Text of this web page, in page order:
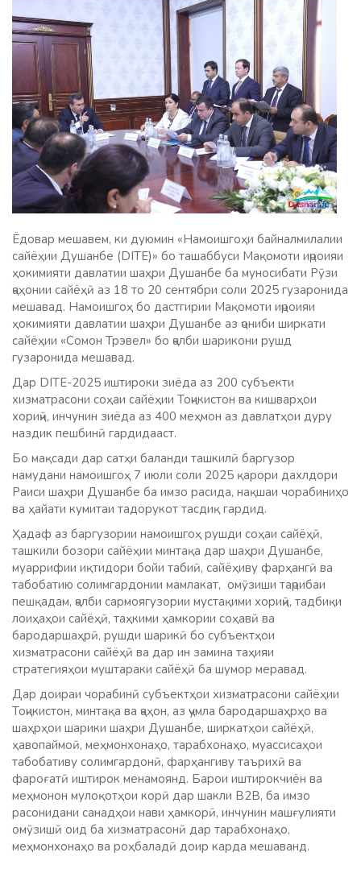
Ёдовар мешавем, ки дуюмин «Намоишгоҳи байналмилалии
сайёҳии Душанбе (DITE)» бо ташаббуси Мақомоти иҷроияи
ҳокимияти давлатии шаҳри Душанбе ба муносибати Рӯзи
ҷаҳонии сайёҳӣ аз 18 то 20 сентябри соли 2025 гузаронида
мешавад. Намоишгоҳ бо дастгирии Мақомоти иҷроияи
ҳокимияти давлатии шаҳри Душанбе аз ҷониби ширкати
сайёҳии «Сомон Трэвел» бо ҷалби шарикони рушд
гузаронида мешавад.
Дар DITE-2025 иштироки зиёда аз 200 субъекти
хизматрасони соҳаи сайёҳии Тоҷикистон ва кишварҳои
хориҷӣ, инчунин зиёда аз 400 меҳмон аз давлатҳои дуру
наздик пешбинӣ гардидааст.
Бо мақсади дар сатҳи баланди ташкилӣ баргузор
намудани намоишгоҳ 7 июли соли 2025 қарори дахлдори
Раиси шаҳри Душанбе ба имзо расида, нақшаи чорабиниҳо
ва ҳайати кумитаи тадорукот тасдиқ гардид.
Ҳадаф аз баргузории намоишгоҳ рушди соҳаи сайёҳӣ,
ташкили бозори сайёҳии минтақа дар шаҳри Душанбе,
муаррифии иқтидори бойи табиӣ, сайёҳиву фарҳангӣ ва
табобатию солимгардонии мамлакат, омӯзиши таҷрибаи
пешқадам, ҷалби сармоягузории мустақими хориҷӣ, тадбиқи
лоиҳаҳои сайёҳӣ, таҳкими ҳамкории соҳавӣ ва
бародаршаҳрӣ, рушди шарикӣ бо субъектҳои
хизматрасони сайёҳӣ ва дар ин замина таҳияи
стратегияҳои муштараки сайёҳӣ ба шумор меравад.
Дар доираи чорабинӣ субъектҳои хизматрасони сайёҳии
Тоҷикистон, минтақа ва ҷаҳон, аз ҷумла бародаршаҳрҳо ва
шаҳрҳои шарики шаҳри Душанбе, ширкатҳои сайёҳӣ,
ҳавопаймоӣ, меҳмонхонаҳо, тарабхонаҳо, муассисаҳои
табобативу солимгардонӣ, фарҳангиву таърихӣ ва
фароғатӣ иштирок менамоянд. Барои иштирокчиён ва
меҳмонон мулоқотҳои корӣ дар шакли B2B, ба имзо
расонидани санадҳои нави ҳамкорӣ, инчунин машғулияти
омӯзишӣ оид ба хизматрасонӣ дар тарабхонаҳо,
меҳмонхонаҳо ва роҳбаладӣ доир карда мешаванд.